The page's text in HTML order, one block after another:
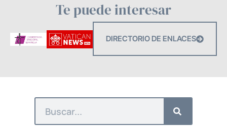
Te puede interesar
DIRECTORIO DE ENLACES